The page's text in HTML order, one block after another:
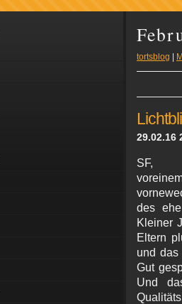
tortsblog
29.02.16
SF,
des
Kleiner
Eltern
und
Gut
Und